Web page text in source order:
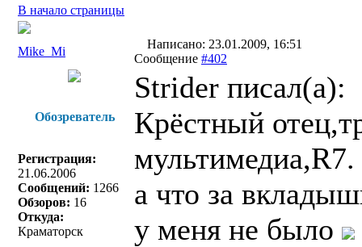
В начало страницы
Mike_Mi
Написано: 23.01.2009, 16:51
Сообщение #402
Обозреватель
Регистрация:
21.06.2006
Сообщений: 1266
Обзоров: 16
Откуда:
Краматорск
Strider писал(a):
Крёстный
мультимедиа,R7.
а что за
у меня не было